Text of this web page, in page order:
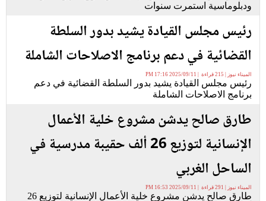
ودبلوماسية استمرت سنوات
رئيس مجلس القيادة يشيد بدور السلطة
القضائية في دعم برنامج الاصلاحات الشاملة
الميناء نيوز | 215 قراءة | 2025/09/11 17:16 PM
رئيس مجلس القيادة يشيد بدور السلطة القضائية في دعم
برنامج الاصلاحات الشاملة
طارق صالح يدشن مشروع خلية الأعمال
الإنسانية لتوزيع 26 ألف حقيبة مدرسية في
الساحل الغربي
الميناء نيوز | 291 قراءة | 2025/09/11 16:53 PM
طارق صالح يدشن مشروع خلية الأعمال الإنسانية لتوزيع 26